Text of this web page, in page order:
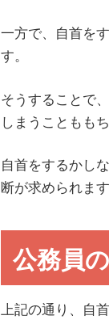
一方で、自首を
す。
そうすることで
しまうこともも
自首をするかし
断が求められます
公務員
上記の通り、自